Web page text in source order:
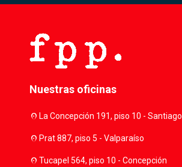
Nuestras oficinas
location_onLa Concepción 191, piso 10 - Santiago
location_onPrat 887, piso 5 - Valparaíso
location_onTucapel 564, piso 10 - Concepción